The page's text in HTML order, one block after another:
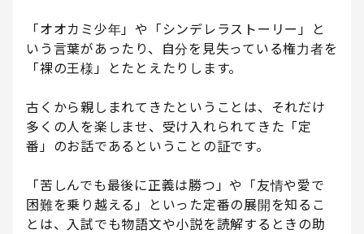
「オオカミ少年」や「シンデレラストーリー」と
いう言葉があったり、自分を見失っている権力者を
「裸の王様」とたとえたりします。
古くから親しまれてきたということは、それだけ
多くの人を楽しませ、受け入れられてきた「定
番」のお話であるということの証です。
「苦しんでも最後に正義は勝つ」や「友情や愛で
困難を乗り越える」といった定番の展開を知るこ
とは、入試でも物語文や小説を読解するときの助